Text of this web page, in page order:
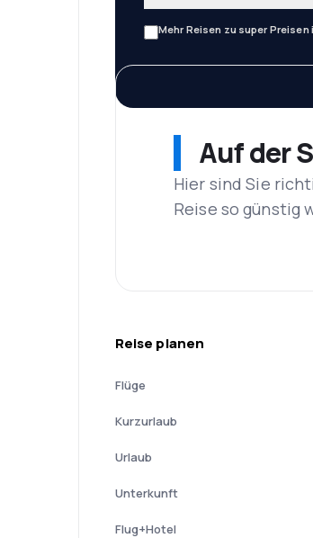
Mehr Reisen zu super Preisen
Auf der
Hier sind Sie
Reise so günstig
Reise planen
Flüge
Kurzurlaub
Urlaub
Unterkunft
Flug+Hotel